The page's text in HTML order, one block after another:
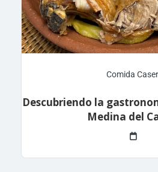
Comida
Descubriendo la
Medina del